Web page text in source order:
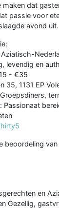
maken dat
passie voor
avond uit.
levendig en
- €35
35, 1131 EP
Passionaat
beoordeling
en
Gezellig,